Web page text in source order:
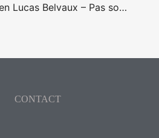
Entretien Lucas Belvaux – Pas son genre
CONTACT